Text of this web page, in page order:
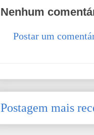
Nenhum
Postar um
Postagem mais